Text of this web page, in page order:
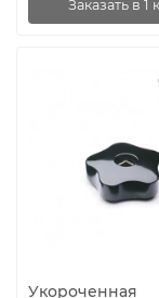
Заказать в 1
Укороченная